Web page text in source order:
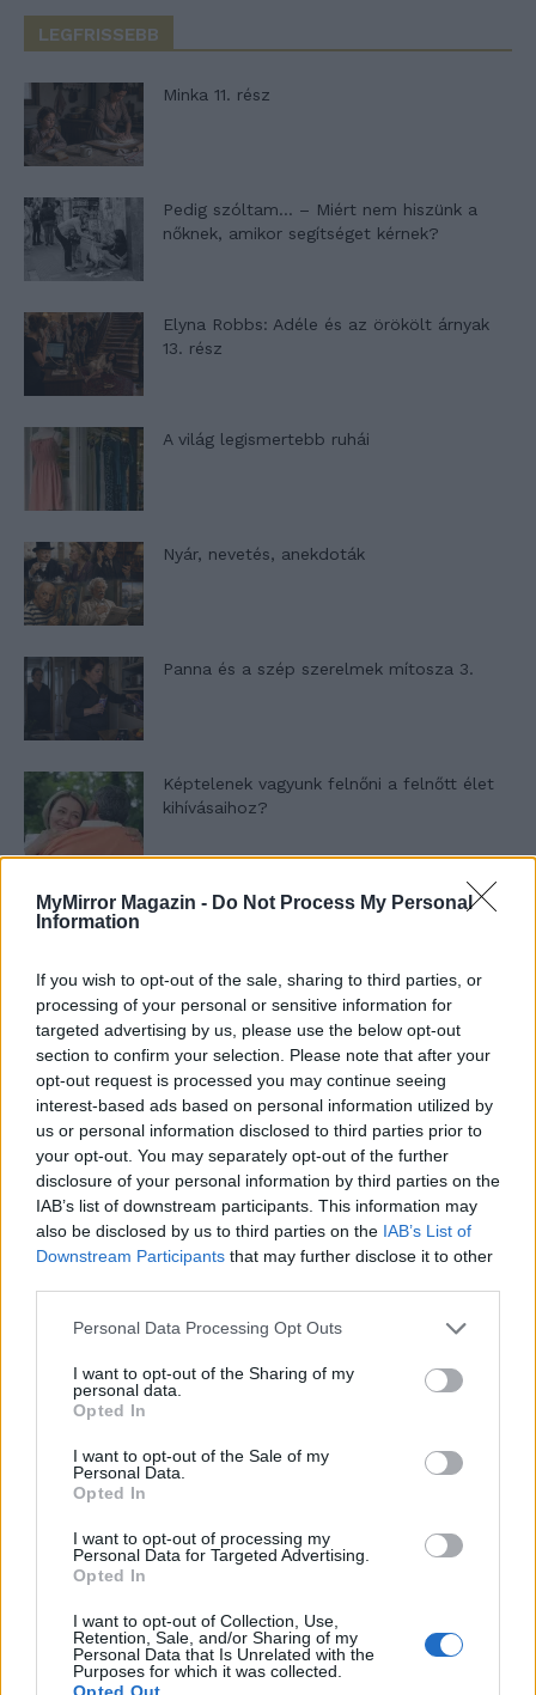
MyMirror Magazin - Do Not Process My Personal
Information
If you wish to opt-out of the sale, sharing to third parties, or
processing of your personal or sensitive information for
targeted advertising by us, please use the below opt-out
section to confirm your selection. Please note that after your
opt-out request is processed you may continue seeing
interest-based ads based on personal information utilized by
us or personal information disclosed to third parties prior to
your opt-out. You may separately opt-out of the further
disclosure of your personal information by third parties on the
IAB’s list of downstream participants. This information may
also be disclosed by us to third parties on the IAB’s List of
Downstream Participants that may further disclose it to other
Personal Data Processing Opt Outs
I want to opt-out of the Sharing of my
personal data.
Opted In
I want to opt-out of the Sale of my
Personal Data.
Opted In
I want to opt-out of processing my
Personal Data for Targeted Advertising.
Opted In
I want to opt-out of Collection, Use,
Retention, Sale, and/or Sharing of my
Personal Data that Is Unrelated with the
Purposes for which it was collected.
Opted Out
LEGFRISSEBB
Minka 11. rész
Pedig szóltam… – Miért nem hiszünk a
nőknek, amikor segítséget kérnek?
Elyna Robbs: Adéle és az örökölt árnyak
13. rész
A világ legismertebb ruhái
Nyár, nevetés, anekdoták
Panna és a szép szerelmek mítosza 3.
Képtelenek vagyunk felnőni a felnőtt élet
kihívásaihoz?
Altatógázos rablások Olaszországban
A kislány, akit nem védett meg senki –
Lyhanna története
T. Barnett: Gyilkosság a Garda-tónál 12.
rész
T. szereti a fiatal lányokat 13. rész
Minka 9. rész